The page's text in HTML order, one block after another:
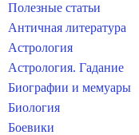
Полезные статьи
Античная литература
Астрология
Астрология. Гадание
Биографии и мемуары
Биология
Боевики